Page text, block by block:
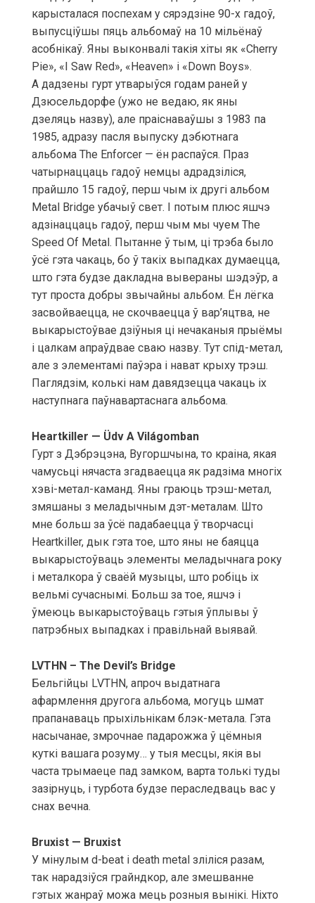
карысталася поспехам у сярэдзіне 90-х гадоў,
выпусціўшы пяць альбомаў на 10 мільёнаў
асобнікаў. Яны выконвалі такія хіты як «Cherry
Pie», «I Saw Red», «Heaven» і «Down Boys».
А дадзены гурт утварыўся годам раней у
Дзюсельдорфе (ужо не ведаю, як яны
дзеляць назву), але праіснаваўшы з 1983 па
1985, адразу пасля выпуску дэбютнага
альбома The Enforcer — ён распаўся. Праз
чатырнаццаць гадоў немцы адрадзіліся,
прайшло 15 гадоў, перш чым іх другі альбом
Metal Bridge убачыў свет. І потым плюс яшчэ
адзінаццаць гадоў, перш чым мы чуем The
Speed Of Metal. Пытанне ў тым, ці трэба было
ўсё гэта чакаць, бо ў такіх выпадках думаецца,
што гэта будзе дакладна вывераны шэдэўр, а
тут проста добры звычайны альбом. Ён лёгка
засвойваецца, не скочваецца ў вар’яцтва, не
выкарыстоўвае дзіўныя ці нечаканыя прыёмы
і цалкам апраўдвае сваю назву. Тут спід-метал,
але з элементамі паўэра і нават крыху трэш.
Паглядзім, колькі нам давядзецца чакаць іх
наступнага паўнавартаснага альбома.
Heartkiller — Üdv A Világomban
Гурт з Дэбрэцэна, Вугоршчына, то краіна, якая
чамусьці нячаста згадваецца як радзіма многіх
хэві-метал-каманд. Яны граюць трэш-метал,
змяшаны з меладычным дэт-металам. Што
мне больш за ўсё падабаецца ў творчасці
Heartkiller, дык гэта тое, што яны не баяцца
выкарыстоўваць элементы меладычнага року
і металкора ў сваёй музыцы, што робіць іх
вельмі сучаснымі. Больш за тое, яшчэ і
ўмеюць выкарыстоўваць гэтыя ўплывы ў
патрэбных выпадках і правільнай выявай.
LVTHN – The Devil’s Bridge
Бельгійцы LVTHN, апроч выдатнага
афармлення другога альбома, могуць шмат
прапанаваць прыхільнікам блэк-метала. Гэта
насычанае, змрочнае падарожжа ў цёмныя
куткі вашага розуму… у тыя месцы, якія вы
часта трымаеце пад замком, варта толькі туды
зазірнуць, і турбота будзе пераследваць вас у
снах вечна.
Bruxist — Bruxist
У мінулым d-beat і death metal зліліся разам,
так нарадзіўся грайндкор, але змешванне
гэтых жанраў можа мець розныя вынікі. Ніхто